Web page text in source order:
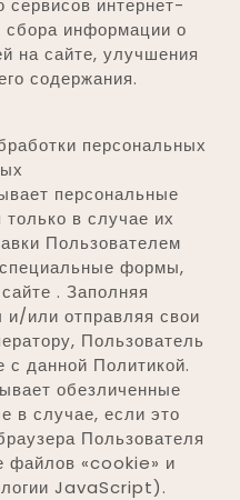
интернет-
сбора информации о
на сайте, улучшения
содержания.
персональных
персональные
в случае их
Пользователем
формы,
. Заполняя
или отправляя свои
Пользователь
с данной Политикой.
обезличенные
в случае, если это
Пользователя
файлов «cookie» и
JavaScript).